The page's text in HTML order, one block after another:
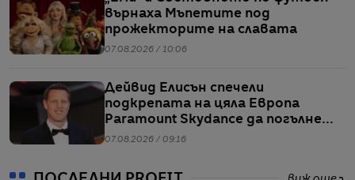
върнаха Мъпетите под
прожекторите на славата
07.08.2026 / 10:06
Дейвид Елисън спечели
подкрепата на цяла Европа
Paramount Skydance да погълне
WBD
07.08.2026 / 09:16